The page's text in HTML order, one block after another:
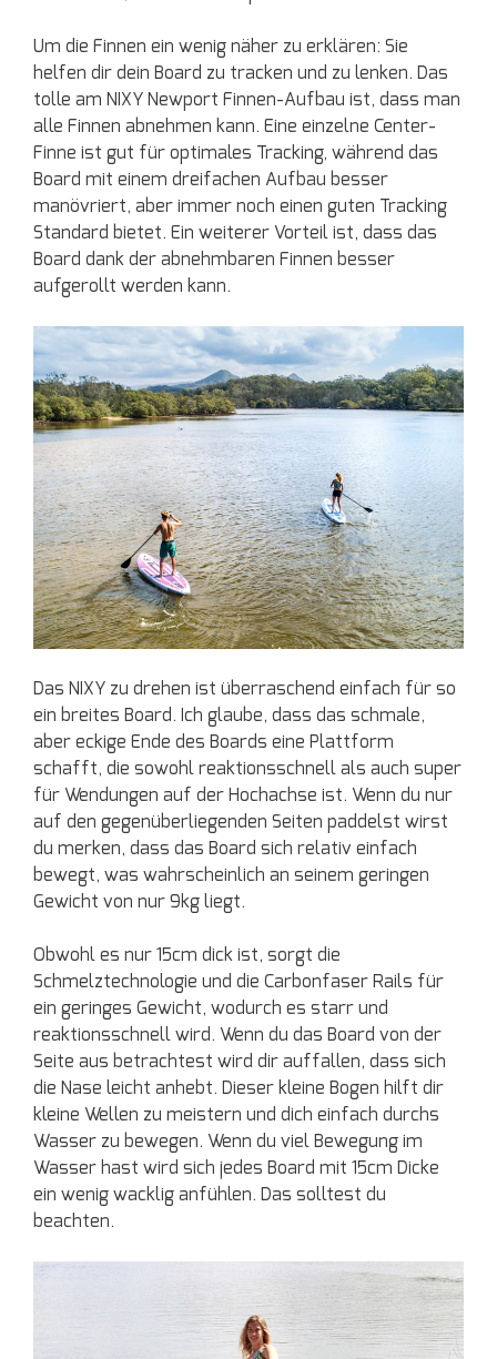
Um die Finnen ein wenig näher zu erklären: Sie
helfen dir dein Board zu tracken und zu lenken. Das
tolle am NIXY Newport Finnen-Aufbau ist, dass man
alle Finnen abnehmen kann. Eine einzelne Center-
Finne ist gut für optimales Tracking, während das
Board mit einem dreifachen Aufbau besser
manövriert, aber immer noch einen guten Tracking
Standard bietet. Ein weiterer Vorteil ist, dass das
Board dank der abnehmbaren Finnen besser
aufgerollt werden kann.
Das NIXY zu drehen ist überraschend einfach für so
ein breites Board. Ich glaube, dass das schmale,
aber eckige Ende des Boards eine Plattform
schafft, die sowohl reaktionsschnell als auch super
für Wendungen auf der Hochachse ist. Wenn du nur
auf den gegenüberliegenden Seiten paddelst wirst
du merken, dass das Board sich relativ einfach
bewegt, was wahrscheinlich an seinem geringen
Gewicht von nur 9kg liegt.
Obwohl es nur 15cm dick ist, sorgt die
Schmelztechnologie und die Carbonfaser Rails für
ein geringes Gewicht, wodurch es starr und
reaktionsschnell wird. Wenn du das Board von der
Seite aus betrachtest wird dir auffallen, dass sich
die Nase leicht anhebt. Dieser kleine Bogen hilft dir
kleine Wellen zu meistern und dich einfach durchs
Wasser zu bewegen. Wenn du viel Bewegung im
Wasser hast wird sich jedes Board mit 15cm Dicke
ein wenig wacklig anfühlen. Das solltest du
beachten.